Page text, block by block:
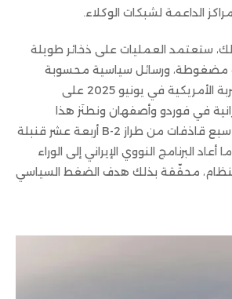
الداعمة لشبكات الوكلاء.
ستعتمد العمليات على ذخائر طويلة
مضغوطة، ورسائل سياسية محسوبة
بعناية، إذ جسّدت الضربة الأمريكية في يونيو 2025 على
في فوردو وأصفهان ونطنَز هذا
النموذج، إذ أسقطت سبع قاذفات من طراز B-2 أربعة عشر قنبلة
أعاد البرنامج النووي الإيراني إلى الوراء
النظام، محقّقة بذلك هدف الضغط السياسي